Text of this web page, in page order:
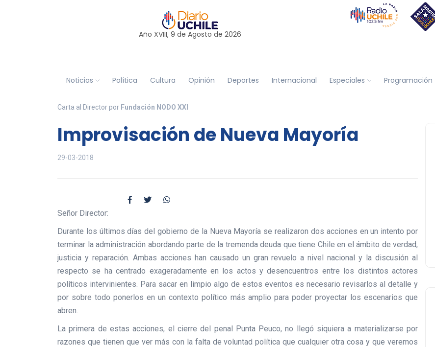
Año XVIII, 9 de Agosto de 2026
Noticias Política Cultura Opinión Deportes Internacional Especiales Programación
Carta al Director por Fundación NODO XXI
Improvisación de Nueva Mayoría
29-03-2018
Señor Director:
Durante los últimos días del gobierno de la Nueva Mayoría se realizaron dos acciones en un intento por
terminar la administración abordando parte de la tremenda deuda que tiene Chile en el ámbito de verdad,
justicia y reparación. Ambas acciones han causado un gran revuelo a nivel nacional y la discusión al
respecto se ha centrado exageradamente en los actos y desencuentros entre los distintos actores
políticos intervinientes. Para sacar en limpio algo de estos eventos es necesario revisarlos al detalle y
por sobre todo ponerlos en un contexto político más amplio para poder proyectar los escenarios que
abren.
La primera de estas acciones, el cierre del penal Punta Peuco, no llegó siquiera a materializarse por
razones que tienen que ver más con la falta de voluntad política que cualquier otra cosa y que veremos